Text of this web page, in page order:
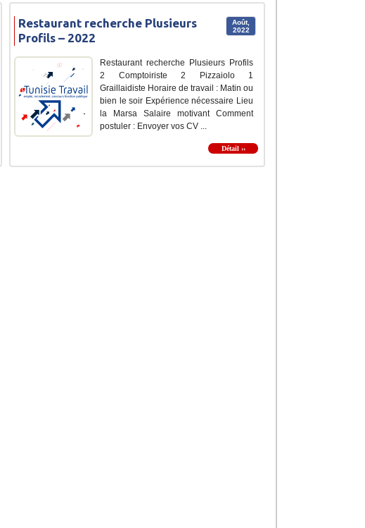
Août,
2022
Restaurant recherche Plusieurs
Profils – 2022
Restaurant recherche Plusieurs Profils
2 Comptoiriste 2 Pizzaiolo 1
Graillaidiste Horaire de travail : Matin ou
bien le soir Expérience nécessaire Lieu
la Marsa Salaire motivant Comment
postuler : Envoyer vos CV ...
Détail ››